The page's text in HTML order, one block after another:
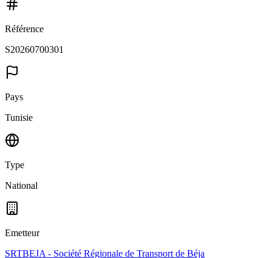
Référence
S20260700301
Pays
Tunisie
Type
National
Emetteur
SRTBEJA - Société Régionale de Transport de Béja